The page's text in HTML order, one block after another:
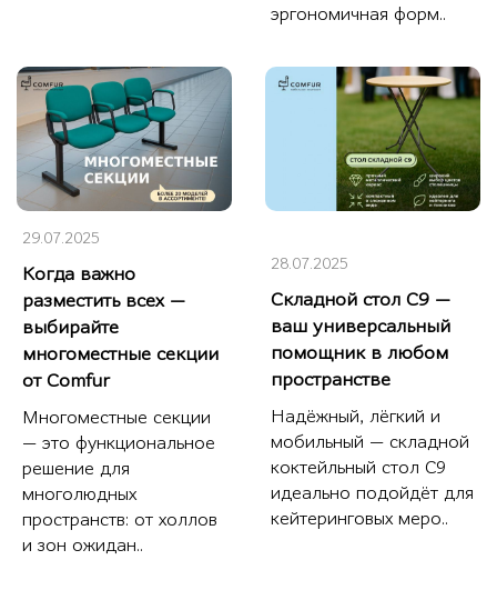
эргономичная форм..
29.07.2025
Когда важно
разместить всех —
выбирайте
многоместные секции
от Comfur
Многоместные секции
— это функциональное
решение для
многолюдных
пространств: от холлов
и зон ожидан..
28.07.2025
Складной стол С9 —
ваш универсальный
помощник в любом
пространстве
Надёжный, лёгкий и
мобильный — складной
коктейльный стол С9
идеально подойдёт для
кейтеринговых меро..